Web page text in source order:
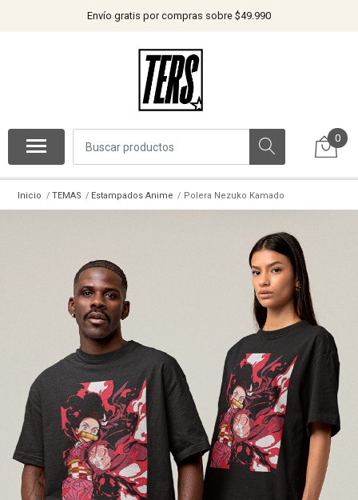
Envío gratis por compras sobre $49.990
0
Inicio TEMAS Estampados Anime Polera Nezuko Kamado